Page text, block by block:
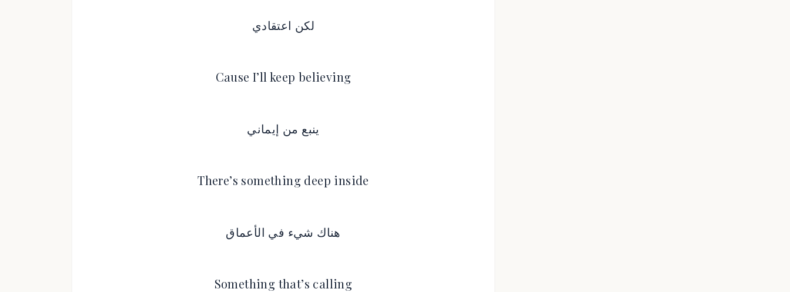
لكن اعتقادي
Cause I’ll keep believing
ينبع من إيماني
There’s something deep inside
هناك شيء في الأعماق
Something that’s calling